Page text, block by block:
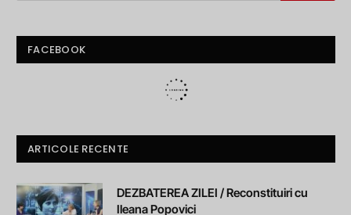
FACEBOOK
ARTICOLE RECENTE
DEZBATEREA ZILEI / Reconstituiri cu
Ileana Popovici